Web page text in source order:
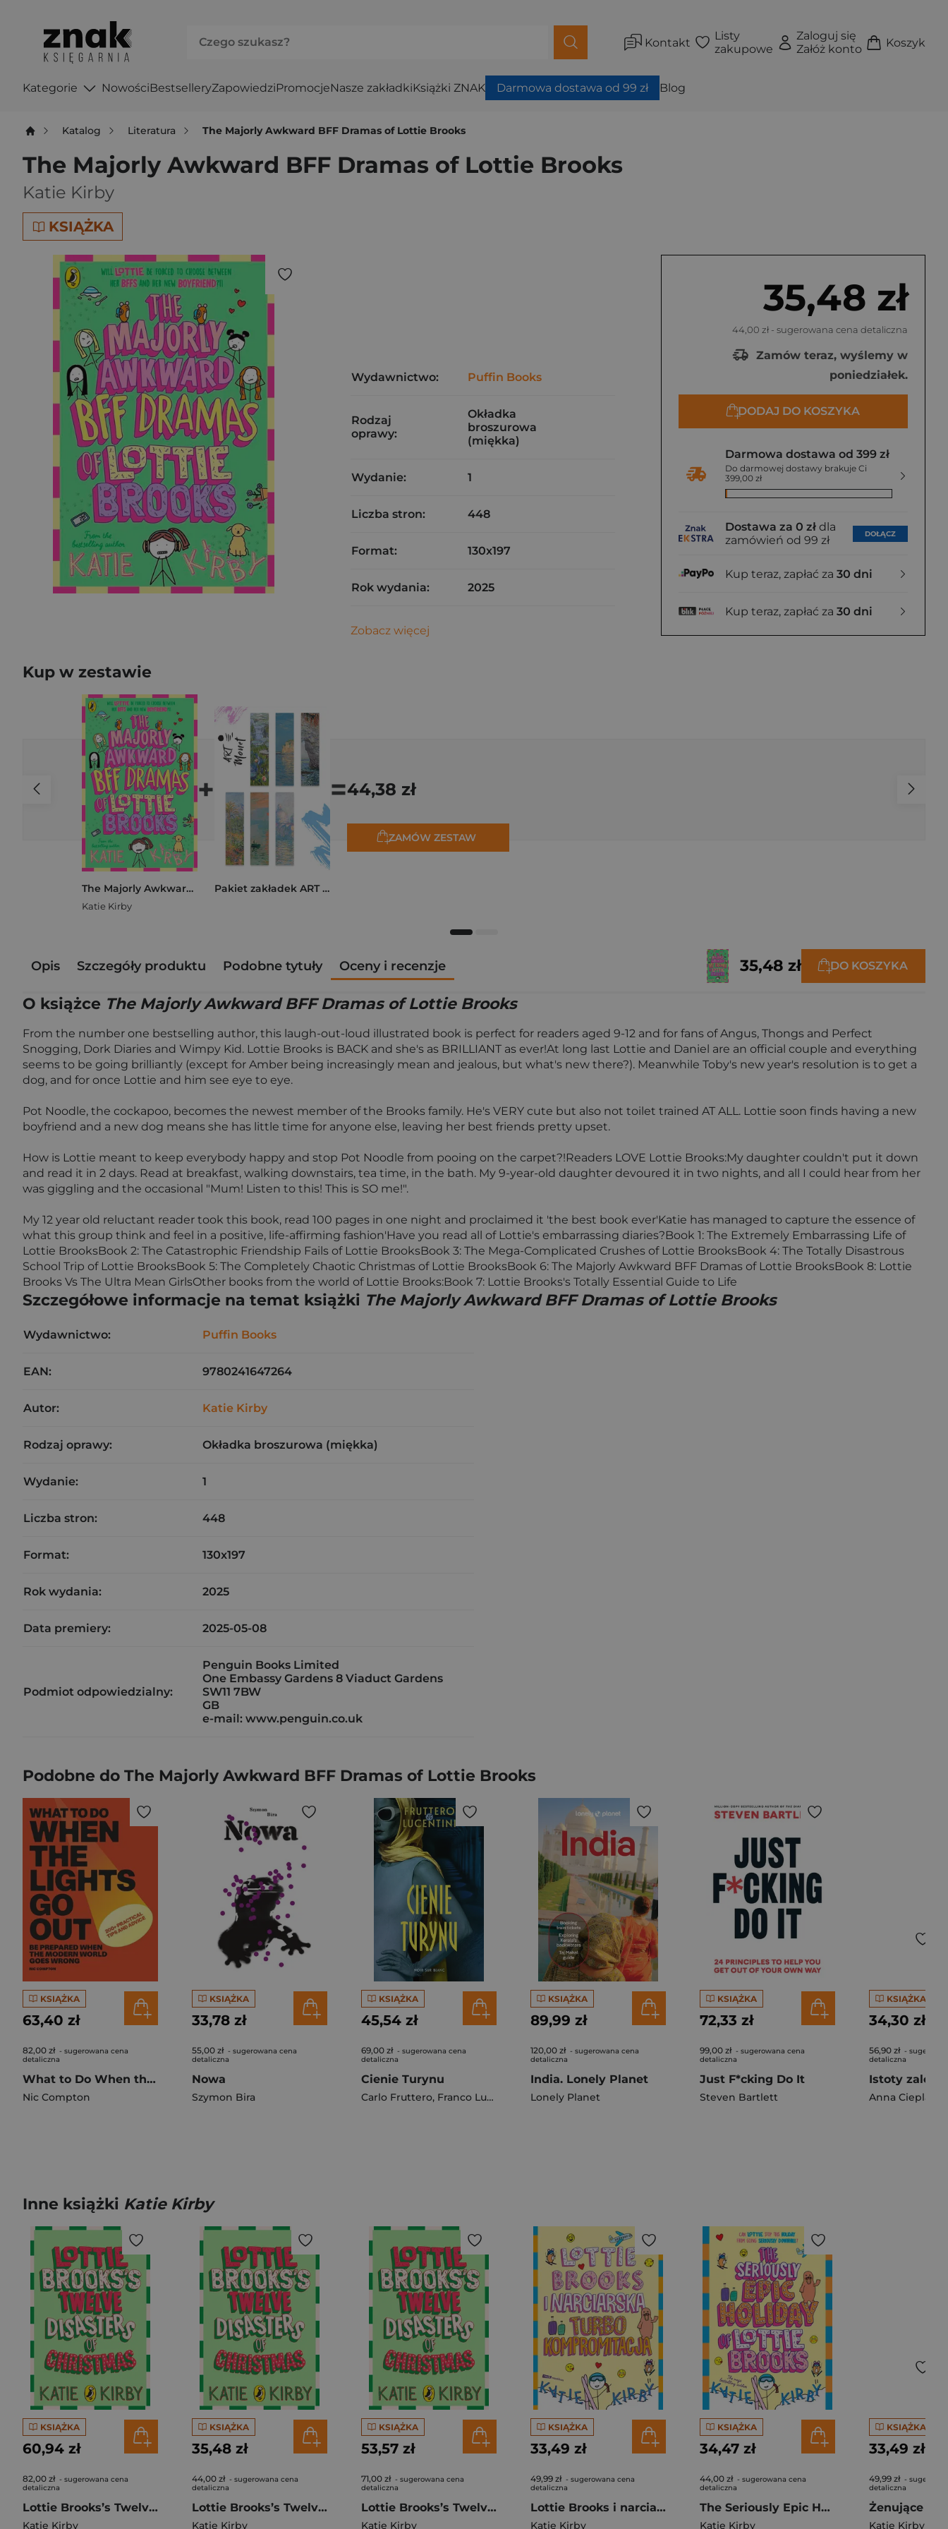
Kontakt
Listy
zakupowe
Zaloguj się
Załóż konto
Koszyk
Kategorie NowościBestselleryZapowiedziPromocjeNasze zakładkiKsiążki ZNAK Darmowa dostawa od 99 zł Blog
Katalog Literatura The Majorly Awkward BFF Dramas of Lottie Brooks
The Majorly Awkward BFF Dramas of Lottie Brooks
Katie Kirby
KSIĄŻKA
35,48 zł
44,00 zł - sugerowana cena detaliczna
Zamów teraz, wyślemy w
poniedziałek.
DODAJ DO KOSZYKA
Darmowa dostawa od 399 zł
Do darmowej dostawy brakuje Ci
399,00 zł
Dostawa za 0 zł dla
zamówień od 99 zł
DOŁĄCZ
Kup teraz, zapłać za 30 dni
Kup teraz, zapłać za 30 dni
Wydawnictwo: Puffin Books
Rodzaj
oprawy:
Okładka
broszurowa
(miękka)
Wydanie: 1
Liczba stron: 448
Format: 130x197
Rok wydania: 2025
Zobacz więcej
Kup w zestawie
The Majorly Awkward BFF Dramas of Lottie Brooks
Katie Kirby
+
Pakiet zakładek ART Monet
=44,38 zł
ZAMÓW ZESTAW
Opis Szczegóły produktu Podobne tytuły Oceny i recenzje 35,48 zł DO KOSZYKA
O książce The Majorly Awkward BFF Dramas of Lottie Brooks
From the number one bestselling author, this laugh-out-loud illustrated book is perfect for readers aged 9-12 and for fans of Angus, Thongs and Perfect
Snogging, Dork Diaries and Wimpy Kid. Lottie Brooks is BACK and she's as BRILLIANT as ever!At long last Lottie and Daniel are an official couple and everything
seems to be going brilliantly (except for Amber being increasingly mean and jealous, but what's new there?). Meanwhile Toby's new year's resolution is to get a
dog, and for once Lottie and him see eye to eye.
Pot Noodle, the cockapoo, becomes the newest member of the Brooks family. He's VERY cute but also not toilet trained AT ALL. Lottie soon finds having a new
boyfriend and a new dog means she has little time for anyone else, leaving her best friends pretty upset.
How is Lottie meant to keep everybody happy and stop Pot Noodle from pooing on the carpet?!Readers LOVE Lottie Brooks:My daughter couldn't put it down
and read it in 2 days. Read at breakfast, walking downstairs, tea time, in the bath. My 9-year-old daughter devoured it in two nights, and all I could hear from her
was giggling and the occasional "Mum! Listen to this! This is SO me!".
My 12 year old reluctant reader took this book, read 100 pages in one night and proclaimed it 'the best book ever'Katie has managed to capture the essence of
what this group think and feel in a positive, life-affirming fashion'Have you read all of Lottie's embarrassing diaries?Book 1: The Extremely Embarrassing Life of
Lottie BrooksBook 2: The Catastrophic Friendship Fails of Lottie BrooksBook 3: The Mega-Complicated Crushes of Lottie BrooksBook 4: The Totally Disastrous
School Trip of Lottie BrooksBook 5: The Completely Chaotic Christmas of Lottie BrooksBook 6: The Majorly Awkward BFF Dramas of Lottie BrooksBook 8: Lottie
Brooks Vs The Ultra Mean GirlsOther books from the world of Lottie Brooks:Book 7: Lottie Brooks's Totally Essential Guide to Life
Szczegółowe informacje na temat książki The Majorly Awkward BFF Dramas of Lottie Brooks
Wydawnictwo: Puffin Books
EAN: 9780241647264
Autor: Katie Kirby
Rodzaj oprawy: Okładka broszurowa (miękka)
Wydanie: 1
Liczba stron: 448
Format: 130x197
Rok wydania: 2025
Data premiery: 2025-05-08
Podmiot odpowiedzialny:
Penguin Books Limited
One Embassy Gardens 8 Viaduct Gardens
SW11 7BW
GB
e-mail: www.penguin.co.uk
Podobne do The Majorly Awkward BFF Dramas of Lottie Brooks
KSIĄŻKA
63,40 zł
82,00 zł - sugerowana cena
detaliczna
What to Do When the Lights Go Out
Nic Compton
KSIĄŻKA
33,78 zł
55,00 zł - sugerowana cena
detaliczna
Nowa
Szymon Bira
KSIĄŻKA
45,54 zł
69,00 zł - sugerowana cena
detaliczna
Cienie Turynu
Carlo Fruttero, Franco Lucentini
KSIĄŻKA
89,99 zł
120,00 zł - sugerowana cena
detaliczna
India. Lonely Planet
Lonely Planet
KSIĄŻKA
72,33 zł
99,00 zł - sugerowana cena
detaliczna
Just F*cking Do It
Steven Bartlett
KSIĄŻKA
34,30 zł
56,90 zł -
detaliczna
Istoty
Anna Cieplak
Inne książki Katie Kirby
KSIĄŻKA
60,94 zł
82,00 zł - sugerowana cena
detaliczna
Lottie Brooks’s Twelve Disasters of Christmas
Katie Kirby
KSIĄŻKA
35,48 zł
44,00 zł - sugerowana cena
detaliczna
Lottie Brooks’s Twelve Disasters of Christmas
Katie Kirby
KSIĄŻKA
53,57 zł
71,00 zł - sugerowana cena
detaliczna
Lottie Brooks’s Twelve Disasters of Christmas
Katie Kirby
KSIĄŻKA
33,49 zł
49,99 zł - sugerowana cena
detaliczna
Lottie Brooks i narciarska turbo kompromitacja
Katie Kirby
KSIĄŻKA
34,47 zł
44,00 zł - sugerowana cena
detaliczna
The Seriously Epic Holiday of Lottie Brooks
Katie Kirby
KSIĄŻKA
33,49 zł
49,99 zł -
detaliczna
Katie Kirby